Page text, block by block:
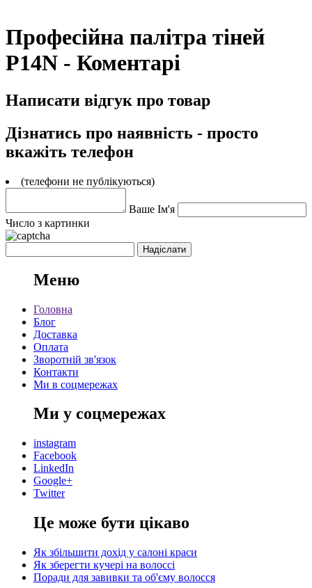
Професійна палітра тіней
P14N - Коментарі
Написати відгук про товар
Дізнатись про наявність - просто
вкажіть телефон
(телефони не публікуються)
Ваше Ім'я
Число з картинки
Меню
Головна
Блог
Доставка
Оплата
Зворотній зв'язок
Контакти
Ми в соцмережах
Ми у соцмережах
instagram
Facebook
LinkedIn
Google+
Twitter
Це може бути цікаво
Як збільшити дохід у салоні краси
Як зберегти кучері на волоссі
Поради для завивки та об'єму волосся